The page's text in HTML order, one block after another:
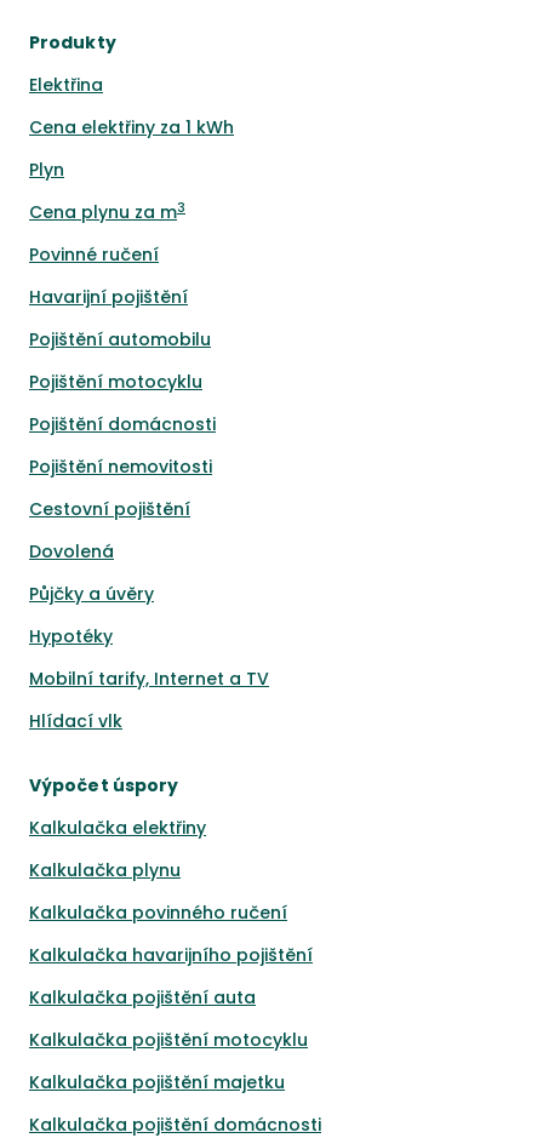
Produkty
Elektřina
Cena elektřiny za 1 kWh
Plyn
Cena plynu za m3
Povinné ručení
Havarijní pojištění
Pojištění automobilu
Pojištění motocyklu
Pojištění domácnosti
Pojištění nemovitosti
Cestovní pojištění
Dovolená
Půjčky a úvěry
Hypotéky
Mobilní tarify, Internet a TV
Hlídací vlk
Výpočet úspory
Kalkulačka elektřiny
Kalkulačka plynu
Kalkulačka povinného ručení
Kalkulačka havarijního pojištění
Kalkulačka pojištění auta
Kalkulačka pojištění motocyklu
Kalkulačka pojištění majetku
Kalkulačka pojištění domácnosti